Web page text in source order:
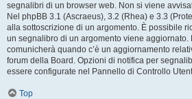
segnalibri di un browser web. Non si viene
Nel phpBB 3.1 (Ascraeus), 3.2 (Rhea) e 3.3
alla sottoscrizione di un argomento. È possibile
un segnalibro di un argomento viene aggiornato.
comunicherà quando c’è un aggiornamento
forum della Board. Opzioni di notifica per
essere configurate nel Pannello di Controllo
Top